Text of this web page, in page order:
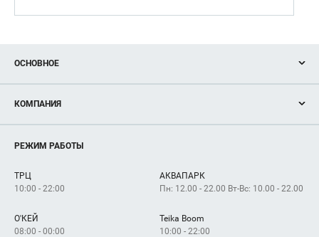
ОСНОВНОЕ
Новости
Магазины
Услуги
КОМПАНИЯ
Рекламодателям
Как добраться
РЕЖИМ РАБОТЫ
ТРЦ
10:00 - 22:00
АКВАПАРК
Пн: 12.00 - 22.00 Вт-Вс: 10.00 - 22.00
О'КЕЙ
08:00 - 00:00
Teika Boom
10:00 - 22:00